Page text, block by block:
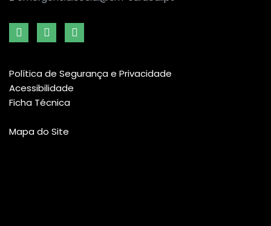
Política de Segurança e Privacidade
Acessibilidade
Ficha Técnica
Mapa do Site